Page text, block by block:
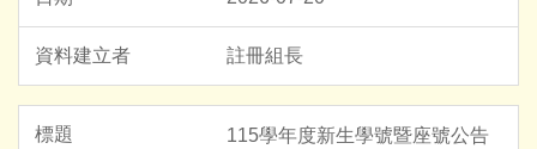
註冊組長
115學年度新生學號暨座號公告